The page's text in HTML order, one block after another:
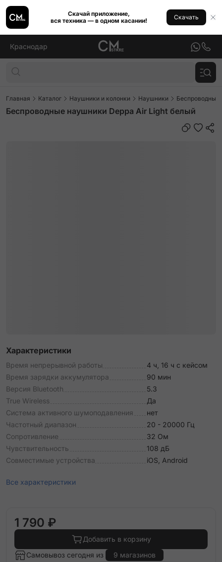
Скачай приложение,
вся техника — в одном касании!
Скачать
Краснодар
Главная Каталог Наушники и колонки Наушники Беспроводные
Беспроводные наушники Deppa Air Light белый
Характеристики
Время непрерывной работы
4 ч, 16 ч с кейсом
Время зарядки аккумулятора
90 мин
Версия Bluetooth
5.3
True Wireless
Да
Система активного шумоподавления
нет
Частотный диапазон
20 - 20000 Гц
Сопротивление
32 Ом
Чувствительность
108 дБ
Совместимые устройства
iOS, Android
Все характеристики
1 790 ₽
Добавить в корзину
Самовывоз сегодня из
9 магазинов